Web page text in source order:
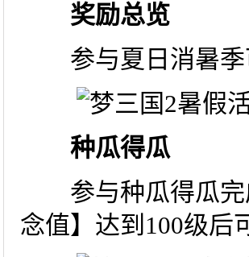
奖励总览
参与夏日消暑季
种瓜得瓜
参与种瓜得瓜完
念值】达到100级后